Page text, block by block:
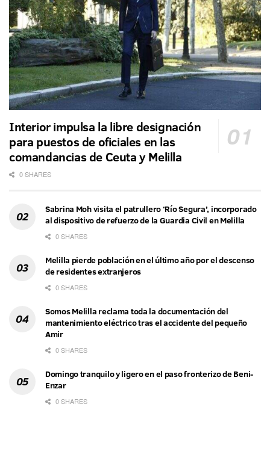
Interior impulsa la libre designación
para puestos de oficiales en las
comandancias de Ceuta y Melilla
0 SHARES
Sabrina Moh visita el patrullero ‘Río Segura’, incorporado
al dispositivo de refuerzo de la Guardia Civil en Melilla
0 SHARES
Melilla pierde población en el último año por el descenso
de residentes extranjeros
0 SHARES
Somos Melilla reclama toda la documentación del
mantenimiento eléctrico tras el accidente del pequeño
Amir
0 SHARES
Domingo tranquilo y ligero en el paso fronterizo de Beni-
Enzar
0 SHARES